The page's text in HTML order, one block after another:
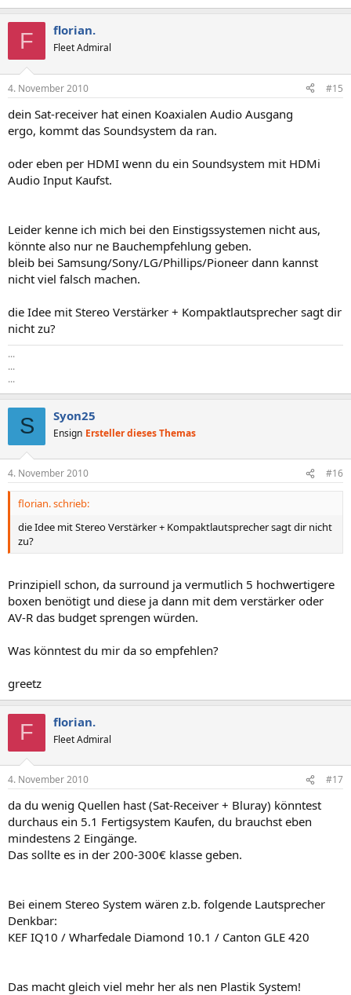
F florian.
Fleet Admiral
4. November 2010 #15
dein Sat-receiver hat einen Koaxialen Audio Ausgang
ergo, kommt das Soundsystem da ran.
oder eben per HDMI wenn du ein Soundsystem mit HDMi
Audio Input Kaufst.
Leider kenne ich mich bei den Einstigssystemen nicht aus,
könnte also nur ne Bauchempfehlung geben.
bleib bei Samsung/Sony/LG/Phillips/Pioneer dann kannst
nicht viel falsch machen.
die Idee mit Stereo Verstärker + Kompaktlautsprecher sagt dir
nicht zu?
...
...
...
S Syon25
Ensign Ersteller dieses Themas
4. November 2010 #16
florian. schrieb:
die Idee mit Stereo Verstärker + Kompaktlautsprecher sagt dir nicht
zu?
Prinzipiell schon, da surround ja vermutlich 5 hochwertigere
boxen benötigt und diese ja dann mit dem verstärker oder
AV-R das budget sprengen würden.
Was könntest du mir da so empfehlen?
greetz
F florian.
Fleet Admiral
4. November 2010 #17
da du wenig Quellen hast (Sat-Receiver + Bluray) könntest
durchaus ein 5.1 Fertigsystem Kaufen, du brauchst eben
mindestens 2 Eingänge.
Das sollte es in der 200-300€ klasse geben.
Bei einem Stereo System wären z.b. folgende Lautsprecher
Denkbar:
KEF IQ10 / Wharfedale Diamond 10.1 / Canton GLE 420
Das macht gleich viel mehr her als nen Plastik System!